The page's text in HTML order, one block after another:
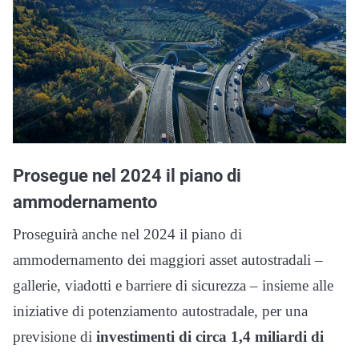
Prosegue nel 2024 il piano di
ammodernamento
Proseguirà anche nel 2024 il piano di
ammodernamento dei maggiori asset autostradali –
gallerie, viadotti e barriere di sicurezza – insieme alle
iniziative di potenziamento autostradale, per una
previsione di investimenti di circa 1,4 miliardi di